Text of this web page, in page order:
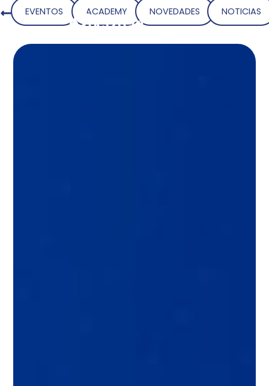
EVENTOS ACADEMY NOVEDADES NOTICIAS